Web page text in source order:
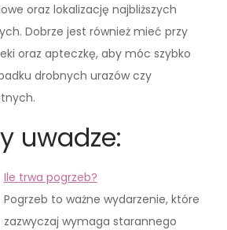
oraz lokalizację najbliższych
Dobrze jest również mieć przy
oraz apteczkę, aby móc szybko
drobnych urazów czy
uwadze:
Ile trwa pogrzeb?
Pogrzeb to ważne wydarzenie, które
zazwyczaj wymaga starannego